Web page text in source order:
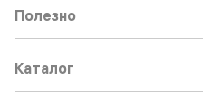
Полезно
Каталог